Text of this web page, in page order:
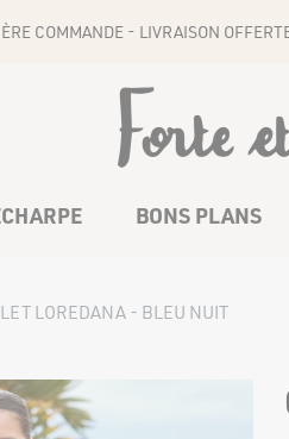
COMMANDE - LIVRAISON
BONS PLANS
LOREDANA - BLEU NUIT